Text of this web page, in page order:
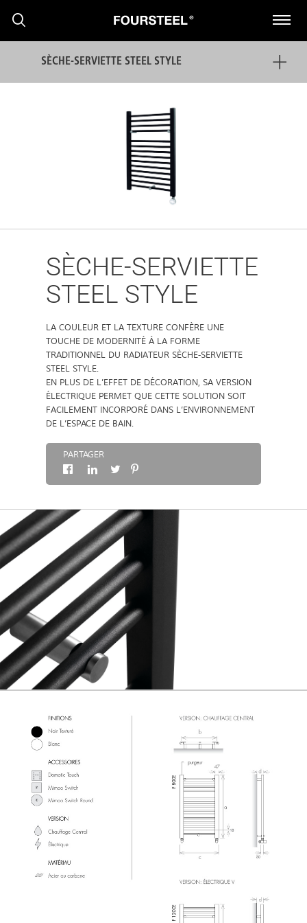
SÈCHE-SERVIETTE STEEL STYLE
SÈCHE-SERVIETTE
STEEL STYLE
LA COULEUR ET LA TEXTURE CONFÈRE UNE
TOUCHE DE MODERNITÉ À LA FORME
TRADITIONNEL DU RADIATEUR SÈCHE-SERVIETTE
STEEL STYLE.
EN PLUS DE L’EFFET DE DÉCORATION, SA VERSION
ÉLECTRIQUE PERMET QUE CETTE SOLUTION SOIT
FACILEMENT INCORPORÉ DANS L’ENVIRONNEMENT
DE L’ESPACE DE BAIN.
PARTAGER
PRESS RELEASE
NOUVELLES
À PROPOS
CONTACT
S'ABONNER